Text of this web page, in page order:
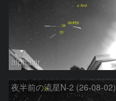
alphavir
夜半前の流星N-2 (26-08-02)